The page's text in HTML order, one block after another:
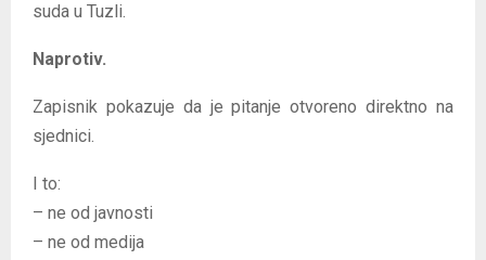
suda u Tuzli.
Naprotiv.
Zapisnik pokazuje da je pitanje otvoreno direktno na
sjednici.
I to:
– ne od javnosti
– ne od medija